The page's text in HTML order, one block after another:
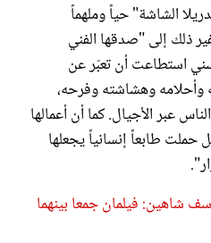
الشاشة" حياً وملهماً
ذلك إلى "صدقها الفني
استطاعت أن تعبّر عن
وأحلامه وهشاشته وفرحه،
عبر الأجيال. كما أن أعمالها
طابعاً إنسانياً يجعلها
شاهين: فيلمان جمعا بينهما